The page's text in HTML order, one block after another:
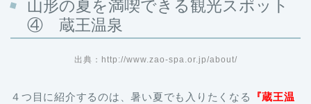
山形の夏を満喫できる観光スポット
④ 蔵王温泉
出典：http://www.zao-spa.or.jp/about/
４つ目に紹介するのは、暑い夏でも入りたくなる
『蔵王温